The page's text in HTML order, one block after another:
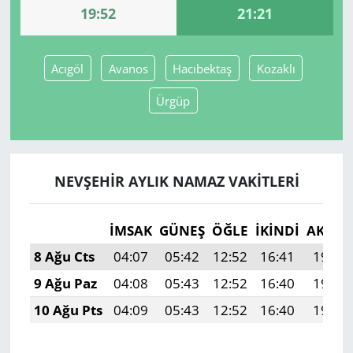
19:52 21:21
Acıgöl Avanos Hacıbektaş Kozaklı
Ürgüp
NEVŞEHIR AYLIK NAMAZ VAKITLERI
İMSAK GÜNEŞ ÖĞLE İKINDI AKŞAM
8 Ağu Cts
04:07 05:42 12:52 16:41
19:52
9 Ağu Paz
04:08 05:43 12:52 16:40
19:51
10 Ağu Pts
04:09 05:43 12:52 16:40 19:50
Yerel